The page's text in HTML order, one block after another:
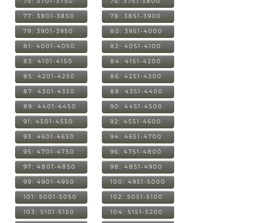
77: 3801-3850 78: 3851-3900
79: 3901-3950 80: 3951-4000
81: 4001-4050 82: 4051-4100
83: 4101-4150 84: 4151-4200
85: 4201-4250 86: 4251-4300
87: 4301-4350 88: 4351-4400
89: 4401-4450 90: 4451-4500
91: 4501-4550 92: 4551-4600
93: 4601-4650 94: 4651-4700
95: 4701-4750 96: 4751-4800
97: 4801-4850 98: 4851-4900
99: 4901-4950 100: 4951-5000
101: 5001-5050 102: 5051-5100
103: 5101-5150 104: 5151-5200